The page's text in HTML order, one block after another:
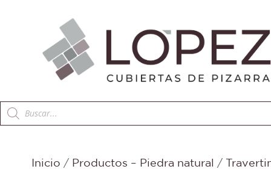
Búsqueda
de
productos
Inicio / Productos – Piedra natural /